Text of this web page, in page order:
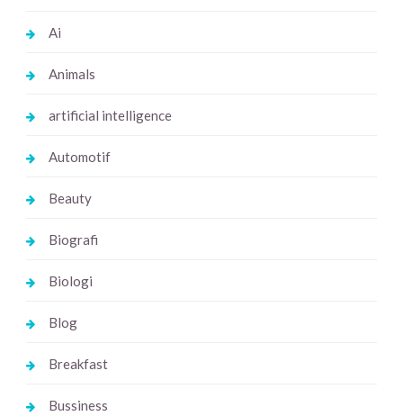
Ai
Animals
artificial intelligence
Automotif
Beauty
Biografi
Biologi
Blog
Breakfast
Bussiness